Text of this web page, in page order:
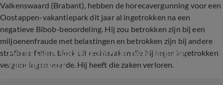
Valkenswaard (Brabant), hebben de horecavergunning voor een
Oostappen-vakantiepark dit jaar al ingetrokken na een
negatieve Bibob-beoordeling. Hij zou betrokken zijn bij een
miljoenenfraude met belastingen en betrokken zijn bij andere
strafbare feiten, bleek uit rechtszaken die hij tegen ingetrokken
vergunningen voerde. Hij heeft die zaken verloren.
Peter Gillis spreekt zich uit over sluiting
vakantiepark